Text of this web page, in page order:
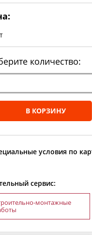
количество:
В КОРЗИНУ
условия по
сервис:
монтажные